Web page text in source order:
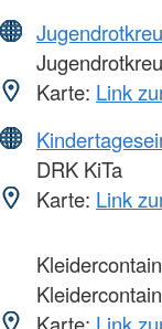
Karte: Link
DRK KiTa
Karte: Link